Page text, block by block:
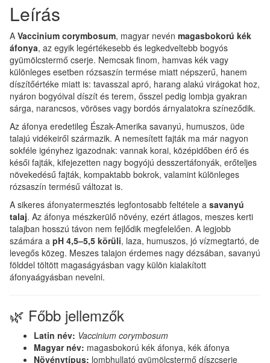
Leírás
A Vaccinium corymbosum, magyar nevén magasbokorú kék
áfonya, az egyik legértékesebb és legkedveltebb bogyós
gyümölcstermő cserje. Nemcsak finom, hamvas kék vagy
különleges esetben rózsaszín termése miatt népszerű, hanem
díszítőértéke miatt is: tavasszal apró, harang alakú virágokat hoz,
nyáron bogyóival díszít és terem, ősszel pedig lombja gyakran
sárga, narancsos, vöröses vagy bordós árnyalatokra színeződik.
Az áfonya eredetileg Észak-Amerika savanyú, humuszos, üde
talajú vidékeiről származik. A nemesített fajták ma már nagyon
sokféle igényhez igazodnak: vannak korai, középidőben érő és
késői fajták, kifejezetten nagy bogyójú desszertáfonyák, erőteljes
növekedésű fajták, kompaktabb bokrok, valamint különleges
rózsaszín termésű változat is.
A sikeres áfonyatermesztés legfontosabb feltétele a savanyú
talaj. Az áfonya mészkerülő növény, ezért átlagos, meszes kerti
talajban hosszú távon nem fejlődik megfelelően. A legjobb
számára a pH 4,5–5,5 körüli, laza, humuszos, jó vízmegtartó, de
levegős közeg. Meszes talajon érdemes nagy dézsában, savanyú
földdel töltött magaságyásban vagy külön kialakított
áfonyaágyásban nevelni.
🌿 Főbb jellemzők
Latin név: Vaccinium corymbosum
Magyar név: magasbokorú kék áfonya, kék áfonya
Növénytípus: lombhullató gyümölcstermő díszcserje